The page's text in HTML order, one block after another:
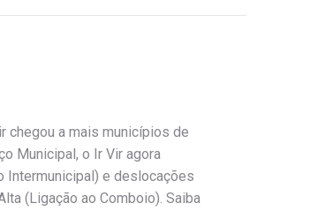
chegou a mais municípios de
Municipal, o Ir Vir agora
Intermunicipal) e deslocações
(Ligação ao Comboio). Saiba